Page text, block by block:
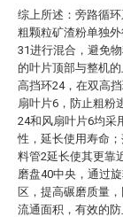
综上所述：旁路循
粗颗粒矿渣粉单独
31进行混合，避免
的叶片顶部与整机
高挡环24，在双高
扇叶片6，防止粗粉
24和风扇叶片6均采
性，延长使用寿命
料管2延长使其更靠
磨盘40中央，通过
区，提高碾磨质量
流通面积，有效的